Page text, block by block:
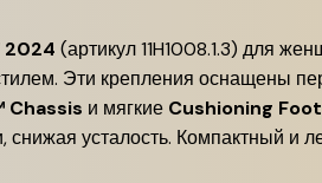
2024 (артикул 11H1008.1.3) для
Эти крепления оснащены
Chassis и мягкие Cushioning
снижая усталость. Компактный и